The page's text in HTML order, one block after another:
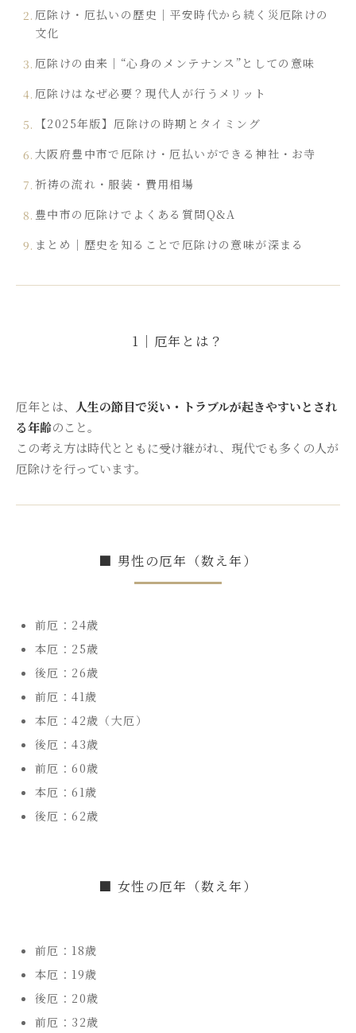
厄除け・厄払いの歴史｜平安時代から続く災厄除けの
文化
厄除けの由来｜“心身のメンテナンス”としての意味
厄除けはなぜ必要？現代人が行うメリット
【2025年版】厄除けの時期とタイミング
大阪府豊中市で厄除け・厄払いができる神社・お寺
祈祷の流れ・服装・費用相場
豊中市の厄除けでよくある質問Q&A
まとめ｜歴史を知ることで厄除けの意味が深まる
1｜厄年とは？
厄年とは、
人生の節目で災い・トラブルが起きやすいとされ
る年齢のこと。
この考え方は時代とともに受け継がれ、現代でも多くの人が
厄除けを行っています。
■ 男性の厄年（数え年）
前厄：24歳
本厄：25歳
後厄：26歳
前厄：41歳
本厄：42歳（大厄）
後厄：43歳
前厄：60歳
本厄：61歳
後厄：62歳
■ 女性の厄年（数え年）
前厄：18歳
本厄：19歳
後厄：20歳
前厄：32歳